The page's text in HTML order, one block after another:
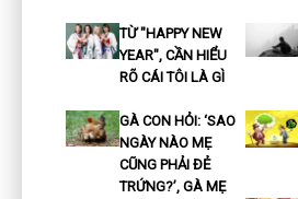
TỪ "HAPPY NEW
YEAR", CẦN HIỂU
RÕ CÁI TÔI LÀ GÌ
GÀ CON HỎI: ‘SAO
NGÀY NÀO MẸ
CŨNG PHẢI ĐẺ
TRỨNG?’, GÀ MẸ